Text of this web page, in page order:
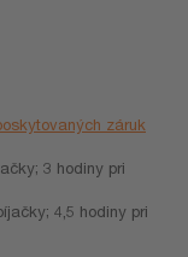
záruk
3 hodiny pri
4,5 hodiny pri